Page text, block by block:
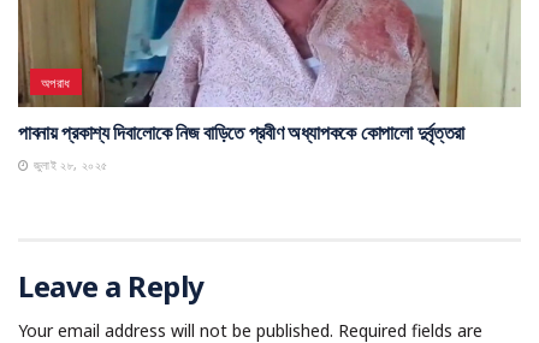
অপরাধ
পাবনায় প্রকাশ্য দিবালোকে নিজ বাড়িতে প্রবীণ অধ্যাপককে কোপালো দুর্বৃত্তরা
জুলাই ২৮, ২০২৫
Leave a Reply
Your email address will not be published. Required fields are